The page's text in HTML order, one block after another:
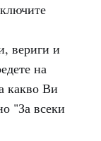
вериги и
на
какво Ви
"За всеки